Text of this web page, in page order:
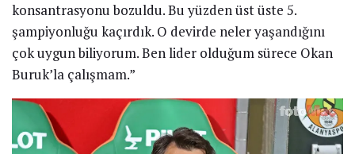
konsantrasyonu bozuldu. Bu yüzden üst üste 5.
şampiyonluğu kaçırdık. O devirde neler yaşandığını
çok uygun biliyorum. Ben lider olduğum sürece Okan
Buruk’la çalışmam.”